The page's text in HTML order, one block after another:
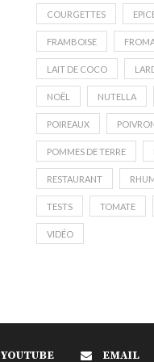
COURGETTES
FRAMBOISE
LAIT DE COCO
NOËL NUTELLA
POIREAUX
POMMES DE TERRE
RESTAURANT
TESTS TOMATE
VIDÉO
YOUTUBE EMAIL